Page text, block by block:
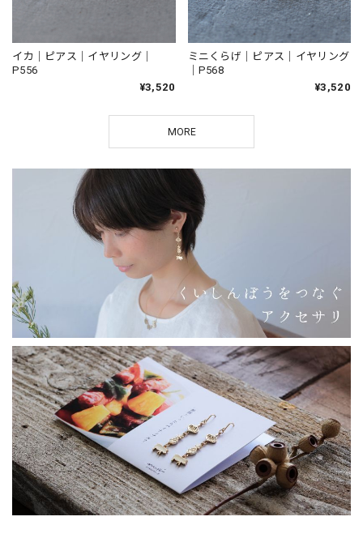
イカ｜ピアス｜イヤリング｜
P556
¥3,520
ミニくらげ｜ピアス｜イヤリング
｜P568
¥3,520
MORE